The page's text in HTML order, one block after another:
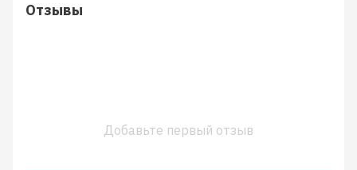
Отзывы
Добавьте первый отзыв